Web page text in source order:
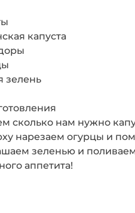
капуста
зелень
сколько нам нужно
нарезаем огурцы и
зеленью и
аппетита!